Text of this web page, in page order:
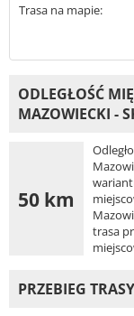
Trasa na mapie:
ODLEGŁOŚĆ
MAZOWIECKI -
50 km
trasa
PRZEBIEG